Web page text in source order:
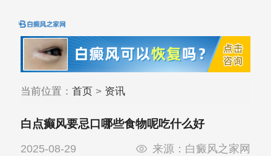
当前位置： 首页> 资讯
白点癫风要忌口哪些食物呢吃什么好
2025-08-29 来源： 白癜风之家网